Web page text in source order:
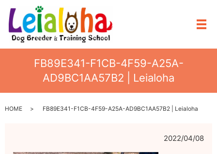
メ
FB89E341-F1CB-4F59-A25A-
AD9BC1AA57B2 | Leialoha
HOME FB89E341-F1CB-4F59-A25A-AD9BC1AA57B2 | Leialoha
2022/04/08